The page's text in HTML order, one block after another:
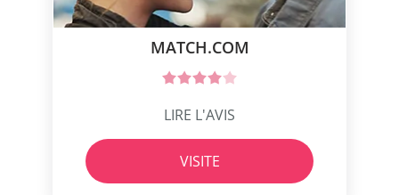
MATCH.COM
LIRE L'AVIS
VISITE